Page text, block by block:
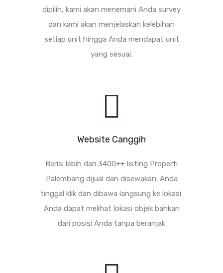
dipilih, kami akan menemani Anda survey
dan kami akan menjelaskan kelebihan
setiap unit hingga Anda mendapat unit
yang sesuai.
Website Canggih
Berisi lebih dari 3400++ listing Properti
Palembang dijual dan disewakan. Anda
tinggal klik dan dibawa langsung ke lokasi.
Anda dapat melihat lokasi objek bahkan
dari posisi Anda tanpa beranjak